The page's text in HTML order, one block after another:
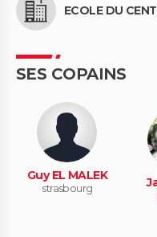
ECOLE DU
SES COPAINS
Guy EL MALEK
strasbourg